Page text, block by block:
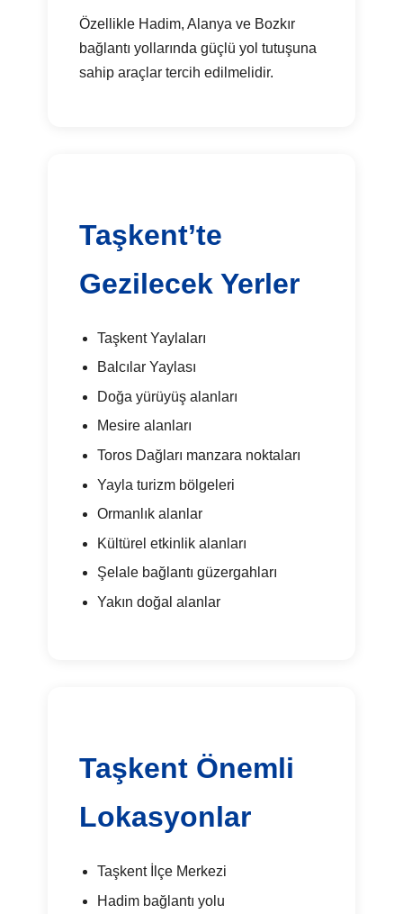
Özellikle Hadim, Alanya ve Bozkır
bağlantı yollarında güçlü yol tutuşuna
sahip araçlar tercih edilmelidir.
Taşkent’te
Gezilecek Yerler
Taşkent Yaylaları
Balcılar Yaylası
Doğa yürüyüş alanları
Mesire alanları
Toros Dağları manzara noktaları
Yayla turizm bölgeleri
Ormanlık alanlar
Kültürel etkinlik alanları
Şelale bağlantı güzergahları
Yakın doğal alanlar
Taşkent Önemli
Lokasyonlar
Taşkent İlçe Merkezi
Hadim bağlantı yolu